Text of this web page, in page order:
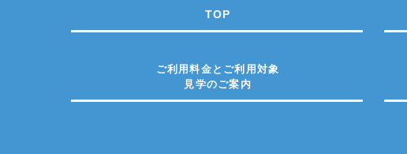
TOP
ご利用料金とご利用対象
見学のご案内